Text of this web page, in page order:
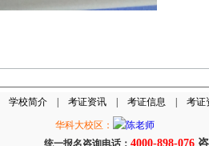
学校简介| 考证资讯| 考证信息 考证
华科大校区：
统一报名咨询电话： 4000-898-076